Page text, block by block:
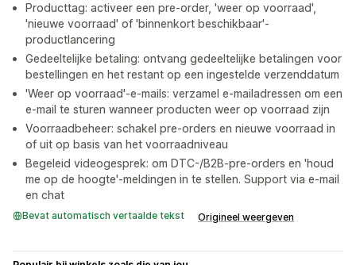
Producttag: activeer een pre-order, 'weer op voorraad',
'nieuwe voorraad' of 'binnenkort beschikbaar'-
productlancering
Gedeeltelijke betaling: ontvang gedeeltelijke betalingen voor
bestellingen en het restant op een ingestelde verzenddatum
'Weer op voorraad'-e-mails: verzamel e-mailadressen om een
e-mail te sturen wanneer producten weer op voorraad zijn
Voorraadbeheer: schakel pre-orders en nieuwe voorraad in
of uit op basis van het voorraadniveau
Begeleid videogesprek: om DTC-/B2B-pre-orders en 'houd
me op de hoogte'-meldingen in te stellen. Support via e-mail
en chat
Bevat automatisch vertaalde tekst Origineel weergeven